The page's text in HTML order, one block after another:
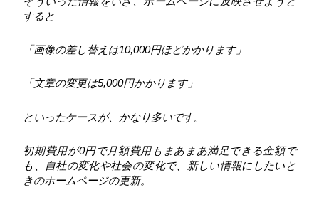
すると
「画像の差し替えは10,000円ほどかかります」
「文章の変更は5,000円かかります」
といったケースが、かなり多いです。
初期費用が0円で月額費用もまあまあ満足できる金額で
も、自社の変化や社会の変化で、新しい情報にしたいと
きのホームページの更新。